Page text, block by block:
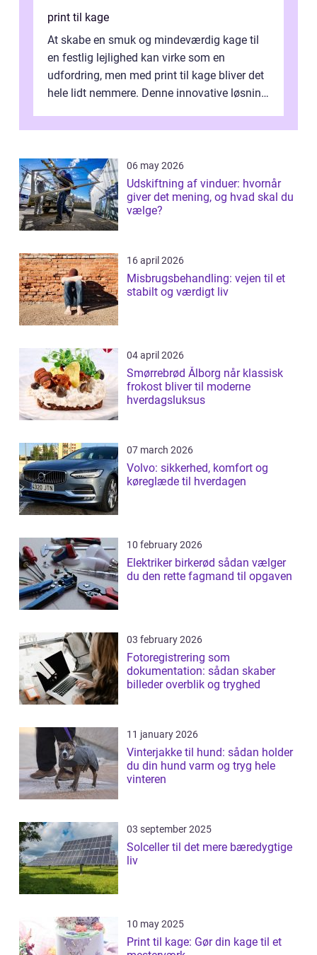
print til kage
At skabe en smuk og mindeværdig kage til
en festlig lejlighed kan virke som en
udfordring, men med print til kage bliver det
hele lidt nemmere. Denne innovative løsning
06 may 2026
Udskiftning af vinduer: hvornår
giver det mening, og hvad skal du
vælge?
16 april 2026
Misbrugsbehandling: vejen til et
stabilt og værdigt liv
04 april 2026
Smørrebrød Ålborg når klassisk
frokost bliver til moderne
hverdagsluksus
07 march 2026
Volvo: sikkerhed, komfort og
køreglæde til hverdagen
10 february 2026
Elektriker birkerød sådan vælger
du den rette fagmand til opgaven
03 february 2026
Fotoregistrering som
dokumentation: sådan skaber
billeder overblik og tryghed
11 january 2026
Vinterjakke til hund: sådan holder
du din hund varm og tryg hele
vinteren
03 september 2025
Solceller til det mere bæredygtige
liv
10 may 2025
Print til kage: Gør din kage til et